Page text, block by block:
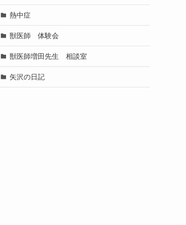
熱中症
獣医師 体験会
獣医師増田先生 相談室
矢沢の日記